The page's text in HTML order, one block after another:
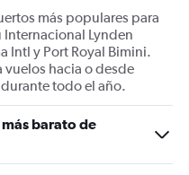
más populares para
Internacional Lynden
Intl y Port Royal Bimini.
vuelos hacia o desde
todo el año.
barato de